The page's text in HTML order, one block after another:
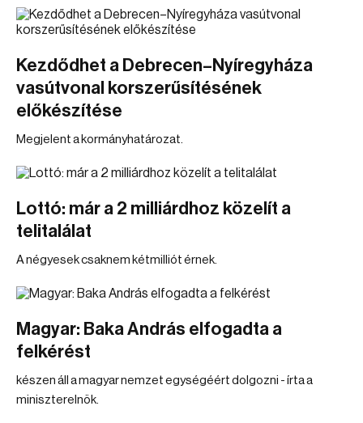
Kezdődhet a Debrecen–Nyíregyháza
vasútvonal korszerűsítésének
előkészítése
Megjelent a kormányhatározat.
Lottó: már a 2 milliárdhoz közelít a
telitalálat
A négyesek csaknem kétmilliót érnek.
Magyar: Baka András elfogadta a
felkérést
készen áll a magyar nemzet egységéért dolgozni - írta a
miniszterelnök.